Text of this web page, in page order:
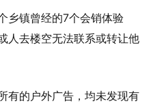
乡镇曾经的7个会销体验
人去楼空无法联系或转让他
有的户外广告，均未发现有